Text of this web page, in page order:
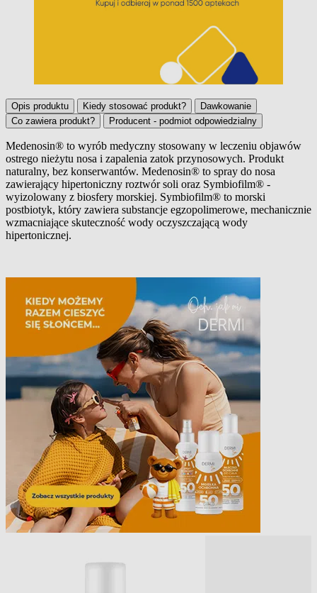
Opis produktu Kiedy stosować produkt?
Dawkowanie
Co zawiera produkt?
Producent - podmiot odpowiedzialny
Opis produktu
Medenosin® to wyrób medyczny stosowany w leczeniu objawów
ostrego nieżytu nosa i zapalenia zatok przynosowych. Produkt
naturalny, bez konserwantów. Medenosin® to spray do nosa
zawierający hipertoniczny roztwór soli oraz Symbiofilm® -
wyizolowany z biosfery morskiej. Symbiofilm® to morski
postbiotyk, który zawiera substancje egzopolimerowe, mechanicznie
wzmacniające skuteczność wody oczyszczającą wody
hipertonicznej.